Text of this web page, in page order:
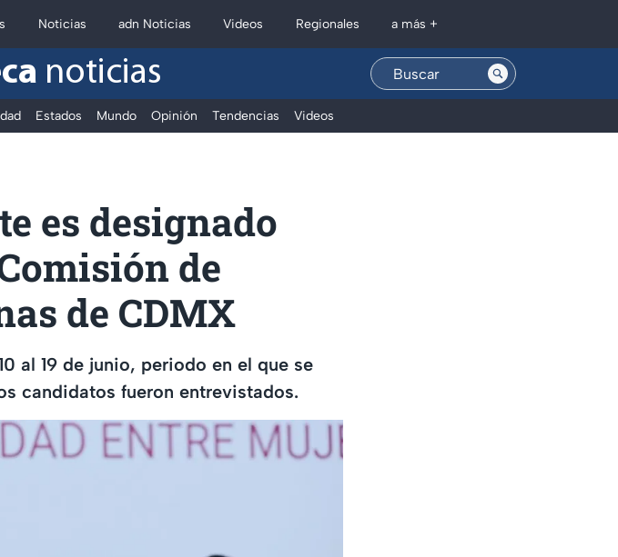
Noticias adn Noticias Videos Regionales a más +
noticias
Estados Mundo Opinión Tendencias Videos
es designado
de
de CDMX
al 19 de junio, periodo en el que se
candidatos fueron entrevistados.